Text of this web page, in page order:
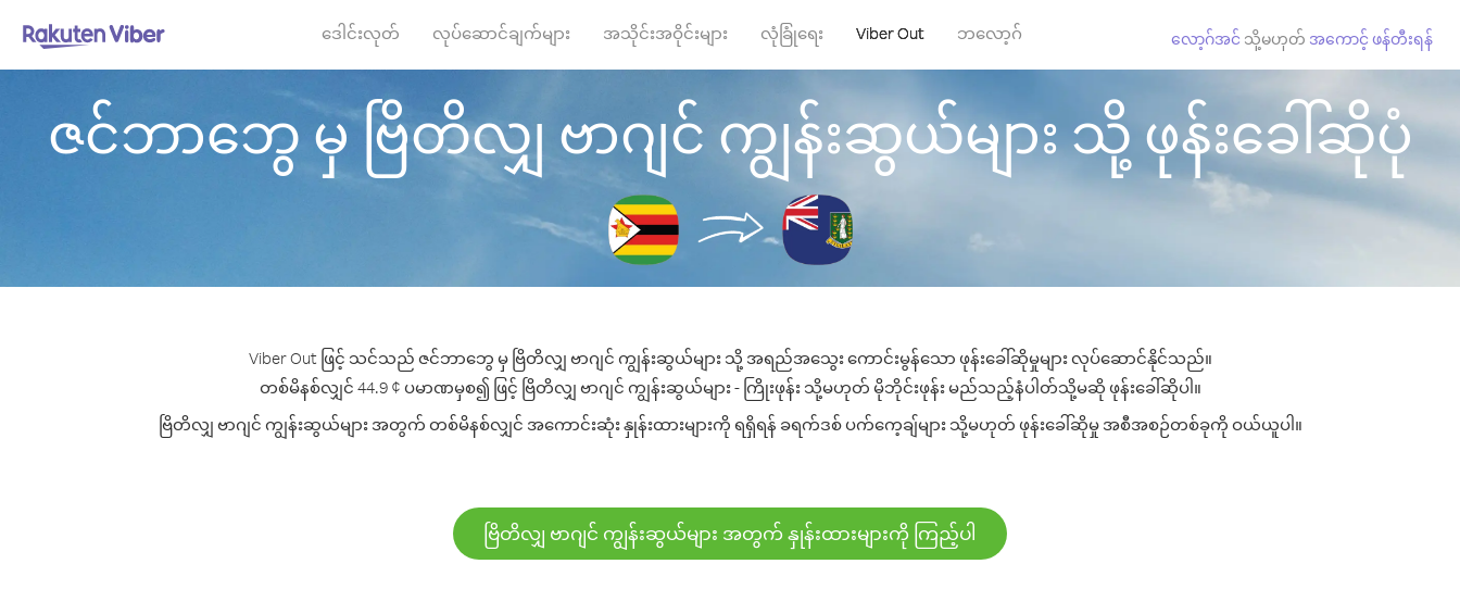
ဒေါင်းလုတ် လုပ်ဆောင်ချက်များ အသိုင်းအဝိုင်းများ လုံခြုံရေး Viber Out ဘလော့ဂ် လော့ဂ်အင် သို့မဟုတ် အကောင့် ဖန်တီးရန်
ဇင်ဘာဘွေ မှ ဗြိတိလျှ ဗာဂျင် ကျွန်းဆွယ်များ သို့ ဖုန်းခေါ်ဆိုပုံ
Viber Out ဖြင့် သင်သည် ဇင်ဘာဘွေ မှ ဗြိတိလျှ ဗာဂျင် ကျွန်းဆွယ်များ သို့ အရည်အသွေး ကောင်းမွန်သော ဖုန်းခေါ်ဆိုမှုများ လုပ်ဆောင်နိုင်သည်။
တစ်မိနစ်လျှင် 44.9 ¢ ပမာဏမှစ၍ ဖြင့် ဗြိတိလျှ ဗာဂျင် ကျွန်းဆွယ်များ - ကြိုးဖုန်း သို့မဟုတ် မိုဘိုင်းဖုန်း မည်သည့်နံပါတ်သို့မဆို ဖုန်းခေါ်ဆိုပါ။
ဗြိတိလျှ ဗာဂျင် ကျွန်းဆွယ်များ အတွက် တစ်မိနစ်လျှင် အကောင်းဆုံး နှုန်းထားများကို ရရှိရန် ခရက်ဒစ် ပက်ကေ့ချ်များ သို့မဟုတ် ဖုန်းခေါ်ဆိုမှု အစီအစဉ်တစ်ခုကို ဝယ်ယူပါ။
ဗြိတိလျှ ဗာဂျင် ကျွန်းဆွယ်များ အတွက် နှုန်းထားများကို ကြည့်ပါ